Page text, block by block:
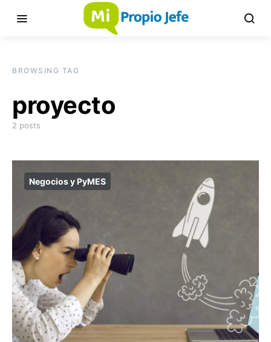
BROWSING TAG
proyecto
2 posts
Negocios y PyMES